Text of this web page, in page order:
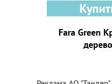
Fara Green
дерево